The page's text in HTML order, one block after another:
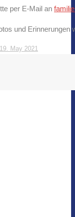
per E-Mail an
und
19. May 2021